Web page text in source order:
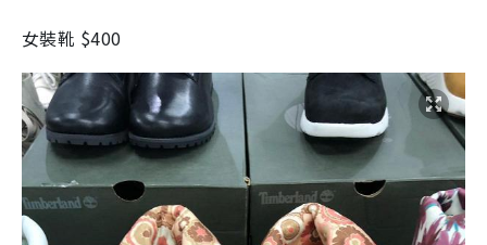
女裝靴 $400